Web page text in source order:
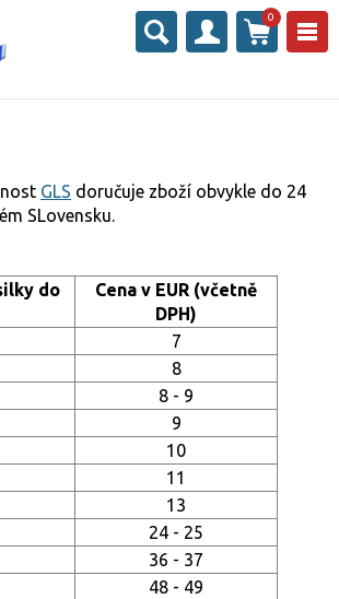
0
GLS doručuje zboží obvykle do 24
SLovensku.
do
Cena v EUR (včetně
DPH)
7
8
8 - 9
9
10
11
13
24 - 25
36 - 37
48 - 49